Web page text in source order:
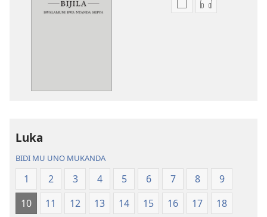
Miswelo
Ntanda
Mipya
(Mulupulwe
mu
Miswelo
Bwalamuni
bwa
Ntanda
Mipya
Luka
BIDI MU UNO MUKANDA
1 2 3 4 5 6 7 8
9
10
11 12 13 14 15 16 17
18